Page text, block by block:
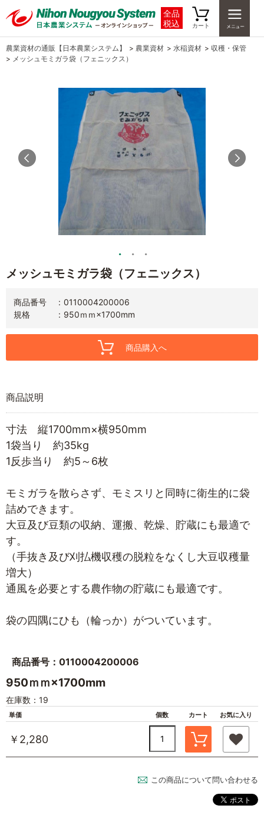
全品
税込
カート
農業資材の通販【日本農業システム】 > 農業資材 > 水稲資材 > 収穫・保管
> メッシュモミガラ袋（フェニックス）
メッシュモミガラ袋（フェニックス）
商品番号
0110004200006
規格
950ｍｍ×1700mm
商品購入へ
商品説明
寸法 縦1700mm×横950mm
1袋当り 約35kg
1反歩当り 約5～6枚
モミガラを散らさず、モミスリと同時に衛生的に袋
詰めできます。
大豆及び豆類の収納、運搬、乾燥、貯蔵にも最適で
す。
（手抜き及び刈払機収穫の脱粒をなくし大豆収穫量
増大）
通風を必要とする農作物の貯蔵にも最適です。
袋の四隅にひも（輪っか）がついています。
商品番号：0110004200006
950ｍｍ×1700mm
在庫数：19
単価 個数 カート お気に入り
￥2,280
この商品について問い合わせる